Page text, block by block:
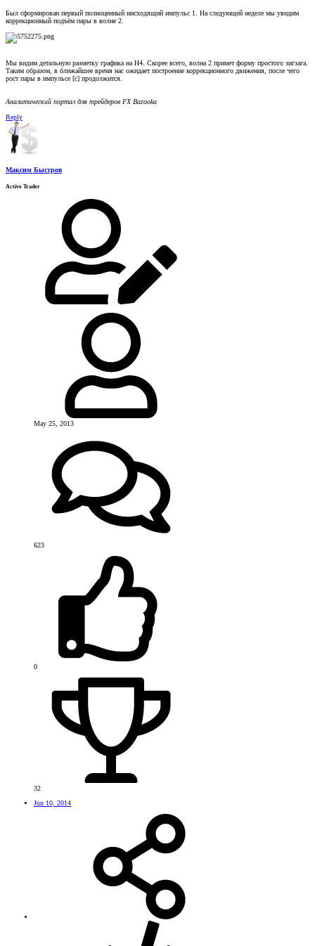
Был сформирован первый полноценный нисходящий импульс 1. На следующей неделе мы увидим
коррекционный подъём пары в волне 2.
Мы видим детальную разметку графика на Н4. Скорее всего, волна 2 примет форму простого зигзага.
Таким образом, в ближайшее время нас ожидает построение коррекционного движения, после чего
рост пары в импульсе [c] продолжится.
Аналитический портал для трейдеров FX Bazooka
Reply
Максим Быстров
Active Trader
May 25, 2013
623
0
32
Jun 10, 2014